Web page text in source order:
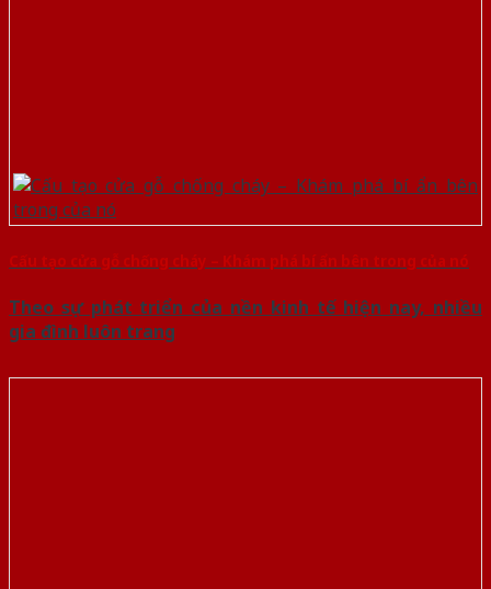
Cấu tạo cửa gỗ chống cháy – Khám phá bí ẩn bên trong của nó
Theo sự phát triển của nền kinh tế hiện nay, nhiều
gia đình luôn trang